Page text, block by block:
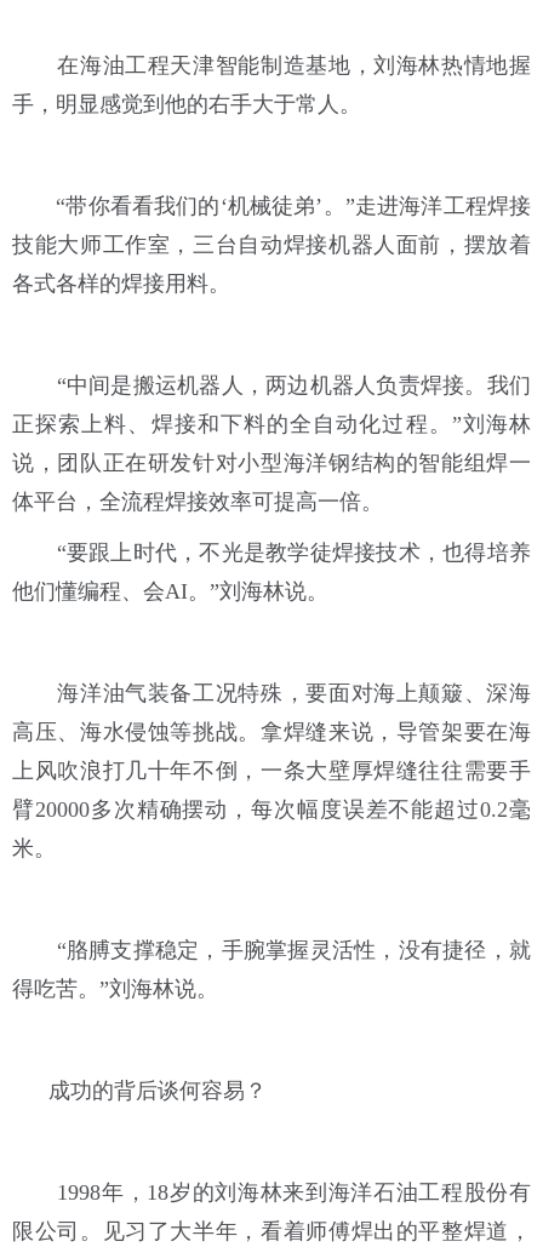
在海油工程天津智能制造基地，刘海林热情地握
手，明显感觉到他的右手大于常人。
“带你看看我们的‘机械徒弟’。”走进海洋工程焊接
技能大师工作室，三台自动焊接机器人面前，摆放着
各式各样的焊接用料。
“中间是搬运机器人，两边机器人负责焊接。我们
正探索上料、焊接和下料的全自动化过程。”刘海林
说，团队正在研发针对小型海洋钢结构的智能组焊一
体平台，全流程焊接效率可提高一倍。
“要跟上时代，不光是教学徒焊接技术，也得培养
他们懂编程、会AI。”刘海林说。
海洋油气装备工况特殊，要面对海上颠簸、深海
高压、海水侵蚀等挑战。拿焊缝来说，导管架要在海
上风吹浪打几十年不倒，一条大壁厚焊缝往往需要手
臂20000多次精确摆动，每次幅度误差不能超过0.2毫
米。
“胳膊支撑稳定，手腕掌握灵活性，没有捷径，就
得吃苦。”刘海林说。
成功的背后谈何容易？
1998年，18岁的刘海林来到海洋石油工程股份有
限公司。见习了大半年，看着师傅焊出的平整焊道，